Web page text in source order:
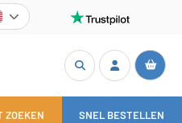
ZOEKEN SNEL BESTELLEN